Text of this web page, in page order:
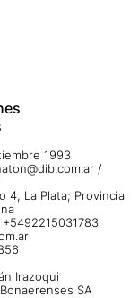
1993
/
4, La Plata; Provincia
Irazoqui
SA